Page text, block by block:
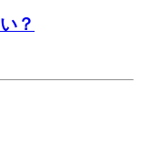
？